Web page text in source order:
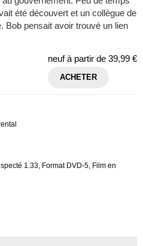
été découvert et un collègue de
Bob pensait avoir trouvé un lien
neuf à partir de 39,99 €
ACHETER
1.33, Format DVD-5, Film en